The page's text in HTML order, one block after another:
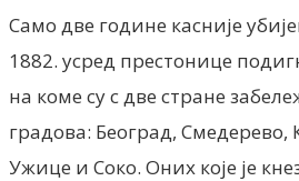
Само две године касније
1882. усред престонице
на коме су с две стране
градова: Београд,
Ужице и Соко. Оних које је